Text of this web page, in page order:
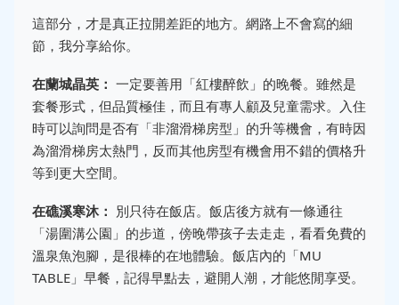
這部分，才是真正拉開差距的地方。網路上不會寫的細
節，我分享給你。
在蘭城晶英： 一定要善用「紅樓醉飲」的晚餐。雖然是
套餐形式，但品質極佳，而且有專人顧及兒童需求。入住
時可以詢問是否有「非溜滑梯房型」的升等機會，有時因
為溜滑梯房太熱門，反而其他房型有機會用不錯的價格升
等到更大空間。
在礁溪寒沐： 別只待在飯店。飯店後方就有一條通往
「湯圍溝公園」的步道，傍晚帶孩子去走走，看看免費的
溫泉魚泡腳，是很棒的在地體驗。飯店內的「MU
TABLE」早餐，記得早點去，避開人潮，才能悠閒享受。